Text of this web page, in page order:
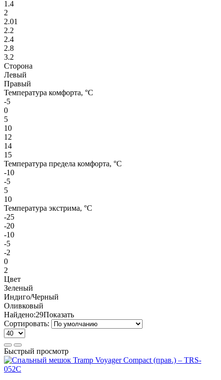
1.4
2
2.01
2.2
2.4
2.8
3.2
Сторона
Левый
Правый
Температура комфорта, °С
-5
0
5
10
12
14
15
Температура предела комфорта, °С
-10
-5
5
10
Температура экстрима, °С
-25
-20
-10
-5
-2
0
2
Цвет
Зеленый
Индиго/Черный
Оливковый
Найдено:29Показать
Сортировать:
Быстрый просмотр